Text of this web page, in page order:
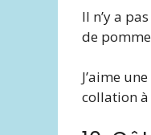
Il n’y a
de
J’aime
collation